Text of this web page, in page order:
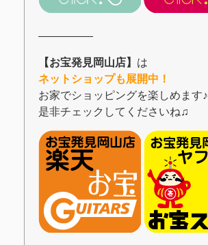
―――――
【お宝発見岡山店】 は
ネットショップも展開中！
お家でショッピングを楽しめます♪
是非チェックしてくださいね♫